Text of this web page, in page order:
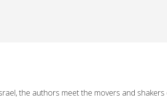
the authors meet the movers and